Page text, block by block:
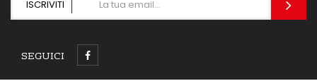
ISCRIVITI
SEGUICI